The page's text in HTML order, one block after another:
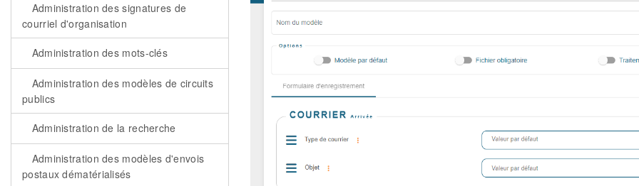
Administration des signatures de
courriel d'organisation
Administration des mots-clés
Administration des modèles de circuits
publics
Administration de la recherche
Administration des modèles d'envois
postaux dématérialisés